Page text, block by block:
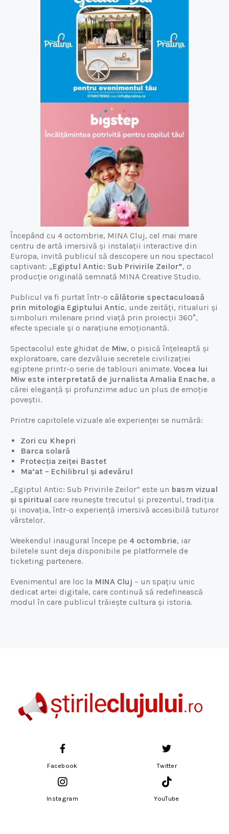
Începând cu 4 octombrie, MINA Cluj, cel mai mare
centru de artă imersivă și instalații interactive din
Europa, invită publicul să descopere un nou spectacol
captivant: „Egiptul Antic: Sub Privirile Zeilor”, o
producție originală semnată MINA Creative Studio.
Publicul va fi purtat într-o călătorie spectaculoasă
prin mitologia Egiptului Antic, unde zeități, ritualuri și
simboluri milenare prind viață prin proiecții 360°,
efecte speciale și o narațiune emoționantă.
Spectacolul este ghidat de Miw, o pisică înțeleaptă și
exploratoare, care dezvăluie secretele civilizației
egiptene printr-o serie de tablouri animate. Vocea lui
Miw este interpretată de jurnalista Amalia Enache, a
cărei eleganță și profunzime aduc un plus de emoție
poveștii.
Printre capitolele vizuale ale experienței se numără:
Zori cu Khepri
Barca solară
Protecția zeiței Bastet
Ma’at – Echilibrul și adevărul
„Egiptul Antic: Sub Privirile Zeilor” este un basm vizual
și spiritual care reunește trecutul și prezentul, tradiția
și inovația, într-o experiență imersivă accesibilă tuturor
vârstelor.
Weekendul inaugural începe pe 4 octombrie, iar
biletele sunt deja disponibile pe platformele de
ticketing partenere.
Evenimentul are loc la MINA Cluj – un spațiu unic
dedicat artei digitale, care continuă să redefinească
modul în care publicul trăiește cultura și istoria.
Facebook Twitter
Instagram YouTube